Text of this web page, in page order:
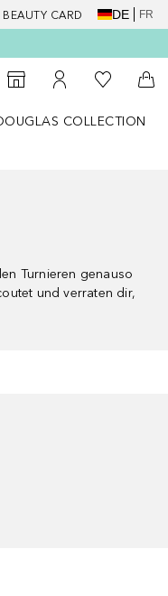
BEAUTY CARD DE FR
Zum Storefinder
Zu Meinem
Zu Meiner
COLLECTION
Turnieren genauso
und verraten dir,